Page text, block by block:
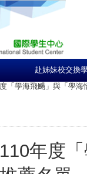
赴姊妹校交換
「學海飛颺」與「學海
年度